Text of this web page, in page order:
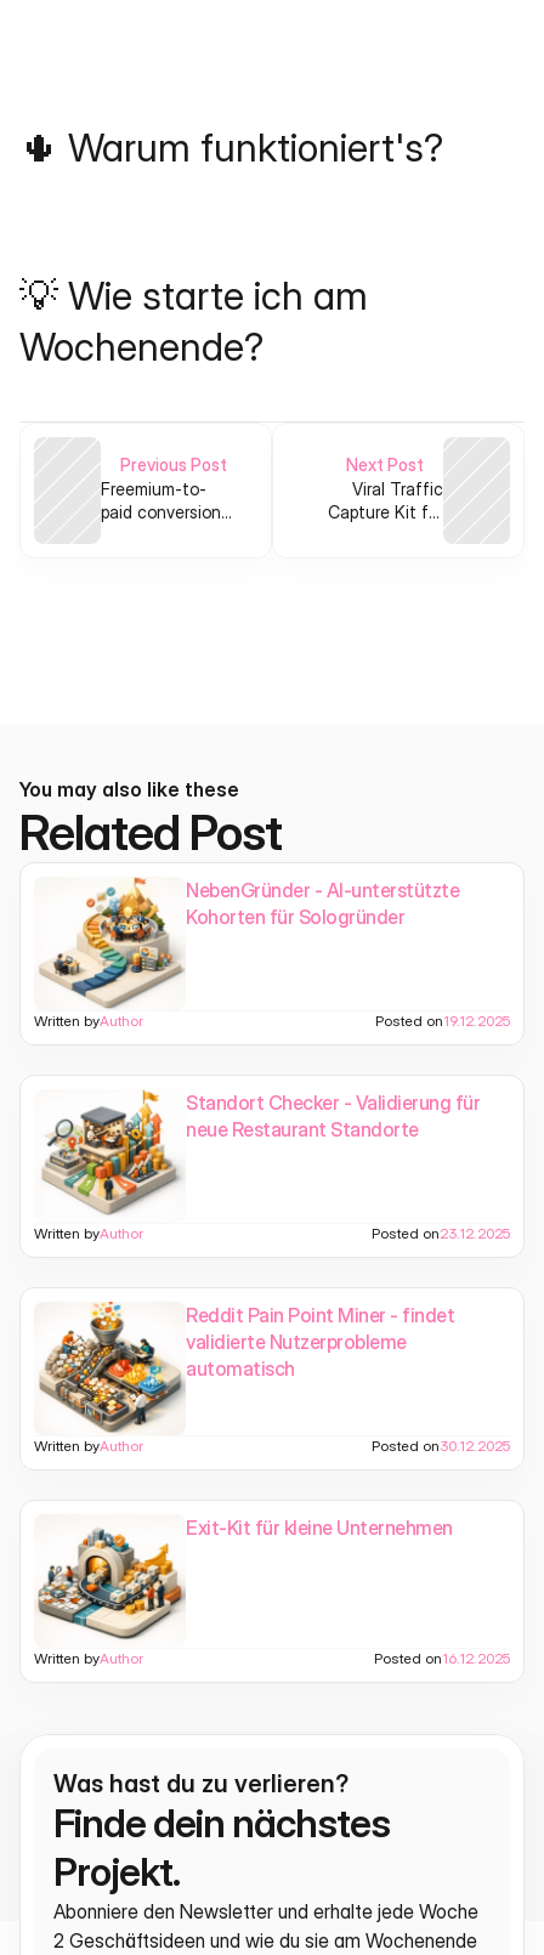
🌵 Warum funktioniert's?
💡 Wie starte ich am
Wochenende?
Previous Post
Freemium-to-
paid conversion
Next Post
Viral Traffic
Capture Kit for
You may also like these
Related Post
NebenGründer - AI-unterstützte
Kohorten für Sologründer
Written byAuthor Posted on19.12.2025
Standort Checker - Validierung für
neue Restaurant Standorte
Written byAuthor Posted on23.12.2025
Reddit Pain Point Miner - findet
validierte Nutzerprobleme
automatisch
Written byAuthor Posted on30.12.2025
Exit-Kit für kleine Unternehmen
Written byAuthor Posted on16.12.2025
Was hast du zu verlieren?
Finde dein nächstes
Projekt.
Abonniere den Newsletter und erhalte jede Woche
2 Geschäftsideen und wie du sie am Wochenende